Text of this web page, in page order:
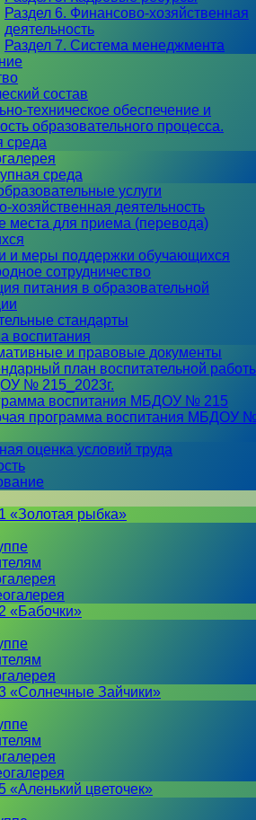
Раздел 6. Финансово-хозяйственная
деятельность
Раздел 7. Система менеджмента
состав
техническое обеспечение и
образовательного процесса.
среда
среда
услуги
хозяйственная деятельность
места для приема (перевода)
и меры поддержки обучающихся
сотрудничество
питания в образовательной
стандарты
воспитания
и правовые документы
план воспитательной
№ 215_2023г.
воспитания МБДОУ № 215
программа воспитания МБДОУ
оценка условий труда
«Золотая рыбка»
«Бабочки»
«Солнечные Зайчики»
«Аленький цветочек»